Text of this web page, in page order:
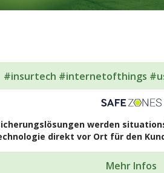
#insurtech #internetofthings
werden
direkt vor Ort für den
Mehr Infos